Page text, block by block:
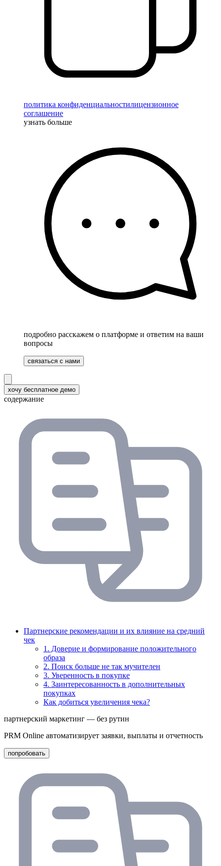
политика конфиденциальностилицензионное
соглашение
узнать больше
подробно расскажем о платформе и ответим на ваши
вопросы
связаться с нами
хочу бесплатное демо
содержание
Партнерские рекомендации и их влияние на средний
чек
1. Доверие и формирование положительного
образа
2. Поиск больше не так мучителен
3. Уверенность в покупке
4. Заинтересованность в дополнительных
покупках
Как добиться увеличения чека?
партнерский маркетинг — без рутин
PRM Online автоматизирует заявки, выплаты и отчетность
попробовать